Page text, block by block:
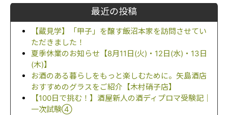
最近の投稿
【蔵見学】「甲子」を醸す飯沼本家を訪問させてい
ただきました！
夏季休業のお知らせ【8月11日(火)・12日(水)・13日
(木)】
お酒のある暮らしをもっと楽しむために。矢島酒店
おすすめのグラスをご紹介【木村硝子店】
【100日で挑む！】酒屋新人の酒ディプロマ受験記｜
一次試験④